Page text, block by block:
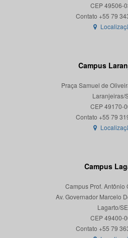
CEP 49506-
Campus
Praça Samuel de
Laranjeiras/
CEP 49170-
Campus
Campus Prof. Antônio
Av. Governador Marcelo
Lagarto/SE
CEP 49400-